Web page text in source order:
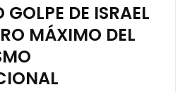
GOLPE DE ISRAEL
MÁXIMO DEL